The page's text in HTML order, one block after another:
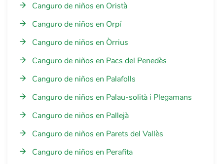
Canguro de niños en Oristà
Canguro de niños en Orpí
Canguro de niños en Òrrius
Canguro de niños en Pacs del Penedès
Canguro de niños en Palafolls
Canguro de niños en Palau-solità i Plegamans
Canguro de niños en Pallejà
Canguro de niños en Parets del Vallès
Canguro de niños en Perafita